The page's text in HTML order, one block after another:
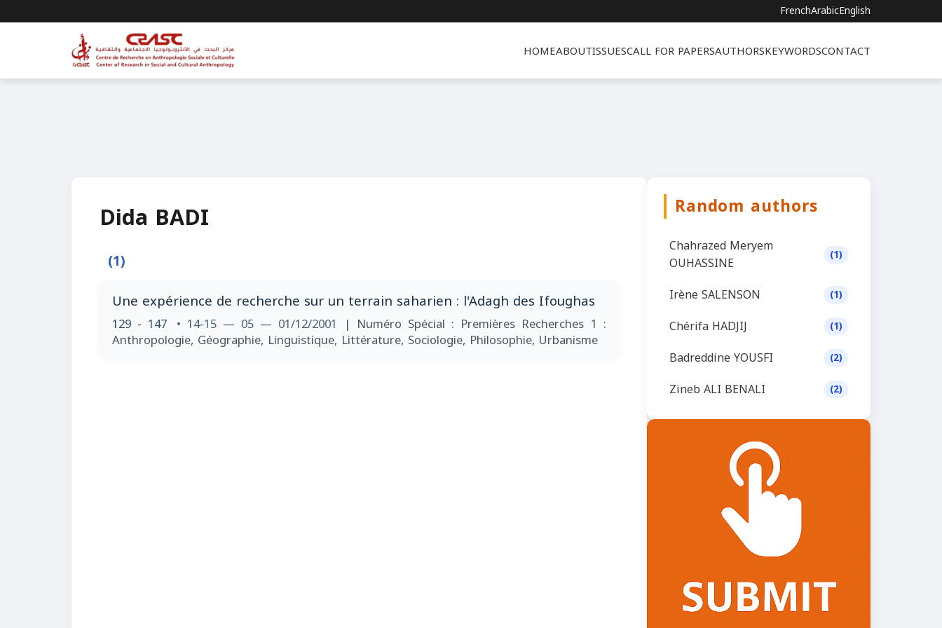
FrenchArabicEnglish
HOMEABOUTISSUESCALL FOR PAPERSAUTHORSKEYWORDSCONTACT
Dida BADI
(1)
Une expérience de recherche sur un terrain saharien : l'Adagh des Ifoughas
129 - 147 • 14-15 — 05 — 01/12/2001 | Numéro Spécial : Premières Recherches 1 :
Anthropologie, Géographie, Linguistique, Littérature, Sociologie, Philosophie, Urbanisme
Random authors
Chahrazed Meryem
OUHASSINE
(1)
Irène SALENSON (1)
Chérifa HADJIJ (1)
Badreddine YOUSFI (2)
Zineb ALI BENALI (2)